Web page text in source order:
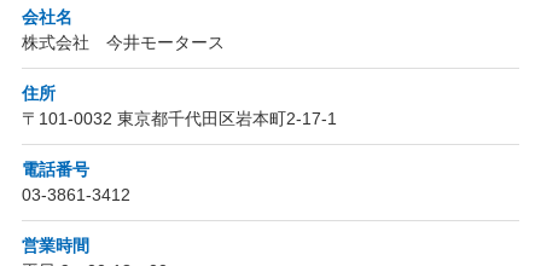
会社名
株式会社 今井モータース
住所
〒101-0032 東京都千代田区岩本町2-17-1
電話番号
03-3861-3412
営業時間